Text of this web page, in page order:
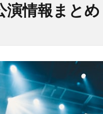
演情報まとめ